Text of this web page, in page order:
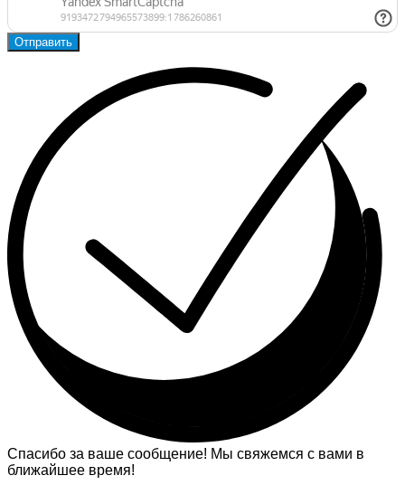
Отправить
Спасибо за ваше сообщение! Мы свяжемся с вами в
ближайшее время!